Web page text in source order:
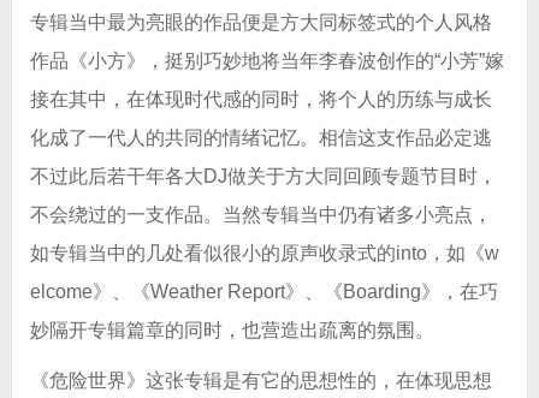
专辑当中最为亮眼的作品便是方大同标签式的个人风格
作品《小方》，挺别巧妙地将当年李春波创作的“小芳”嫁
接在其中，在体现时代感的同时，将个人的历练与成长
化成了一代人的共同的情绪记忆。相信这支作品必定逃
不过此后若干年各大DJ做关于方大同回顾专题节目时，
不会绕过的一支作品。当然专辑当中仍有诸多小亮点，
如专辑当中的几处看似很小的原声收录式的into，如《w
elcome》、《Weather Report》、《Boarding》，在巧
妙隔开专辑篇章的同时，也营造出疏离的氛围。
《危险世界》这张专辑是有它的思想性的，在体现思想